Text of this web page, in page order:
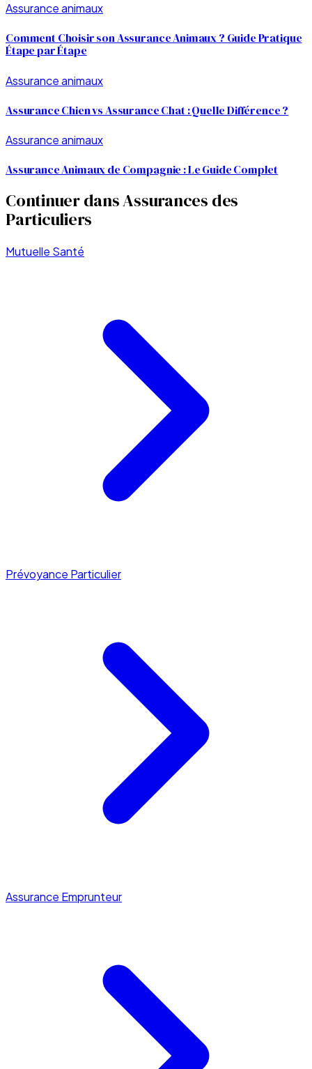
Assurance animaux
Comment Choisir son Assurance Animaux ? Guide Pratique
Étape par Étape
Assurance animaux
Assurance Chien vs Assurance Chat : Quelle Différence ?
Assurance animaux
Assurance Animaux de Compagnie : Le Guide Complet
Continuer dansAssurances des
Particuliers
Mutuelle Santé
Prévoyance Particulier
Assurance Emprunteur